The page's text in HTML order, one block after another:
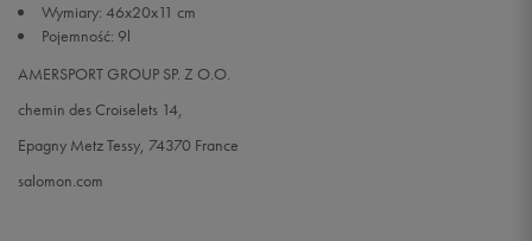
Wymiary: 46x20x11 cm
Pojemność: 9l
AMERSPORT GROUP SP. Z O.O.
chemin des Croiselets 14,
Epagny Metz Tessy, 74370 France
salomon.com